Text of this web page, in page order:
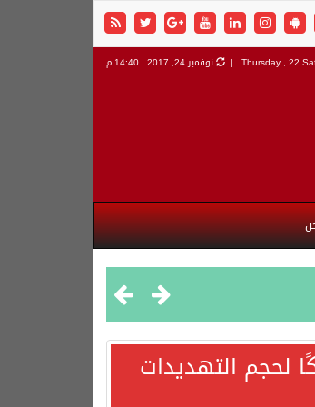
Thursday , 22 نوفمبر 24, 2017 , 14:40 م
لحجم التهديدات